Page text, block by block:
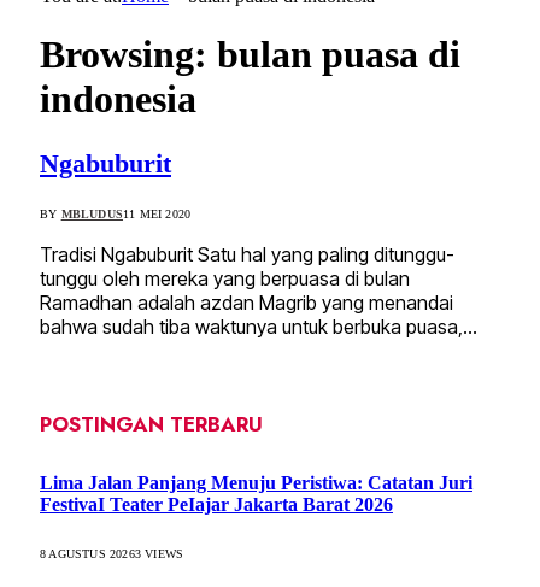
Browsing: bulan puasa di
indonesia
Ngabuburit
BY MBLUDUS11 MEI 2020
Tradisi Ngabuburit Satu hal yang paling ditunggu-
tunggu oleh mereka yang berpuasa di bulan
Ramadhan adalah azdan Magrib yang menandai
bahwa sudah tiba waktunya untuk berbuka puasa,…
POSTINGAN TERBARU
Lima Jalan Panjang Menuju Peristiwa: Catatan Juri
FestivaI Teater PeIajar Jakarta Barat 2026
8 AGUSTUS 20263VIEWS